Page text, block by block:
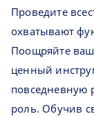
Проведите
охватывают
Поощряйте
ценный
повседневную
роль. Обучив